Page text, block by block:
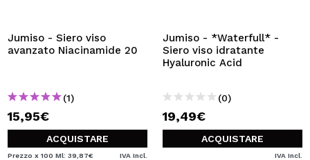
Creando un account su Maquibeauty.it potrai fare i tuoi
acquisti velocemente, controllare lo stato dei tuoi ordini e
consultare le tue operazioni precedenti.
CREARE UN ACCOUNT
Jumiso - Siero viso
avanzato Niacinamide 20
(1)
15,95€
ACQUISTARE
Prezzo x 100 Ml: 39,87€ IVA Incl.
Jumiso - *Waterfull* -
Siero viso idratante
Hyaluronic Acid
(0)
19,49€
ACQUISTARE
IVA Incl.